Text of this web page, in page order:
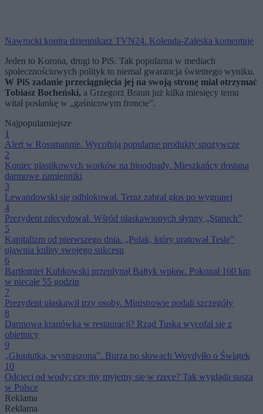
Nawrocki kontra dziennikarz TVN24. Kolenda-Zaleska komentuje
Jeden to Korona, drugi to PiS. Tak popularna w mediach
społecznościowych polityk to niemal gwarancja świetnego wyniku.
W PiS zadanie przeciągnięcia jej na swoją stronę miał otrzymać
Tobiasz Bocheński, a Grzegorz Braun już kilka miesięcy temu
witał posłankę w „gaśnicowym froncie”.
Najpopularniejsze
1
Alert w Rossmannie. Wycofują popularne produkty spożywcze
2
Koniec plastikowych worków na bioodpady. Mieszkańcy dostaną
darmowe zamienniki
3
Lewandowski się odblokował. Teraz zabrał głos po wygranej
4
Prezydent zdecydował. Wśród ułaskawionych słynny „Staruch”
5
Kapitalizm od pierwszego dnia. „Polak, który uratował Teslę”
ujawnia kulisy swojego sukcesu
6
Bartłomiej Kubkowski przepłynął Bałtyk wpław. Pokonał 160 km
w niecałe 55 godzin
7
Prezydent ułaskawił trzy osoby. Ministrowie podali szczegóły
8
Darmowa kranówka w restauracji? Rząd Tuska wycofał się z
obietnicy
9
„Głupiutka, wystraszona”. Burza po słowach Woydyłło o Świątek
10
Odcięci od wody: czy my myjemy się w rzece? Tak wygląda susza
w Polsce
Reklama
Reklama